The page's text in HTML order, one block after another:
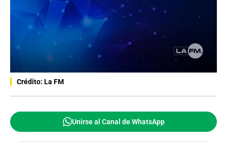
Crédito: La FM
Unirse al Canal de WhatsApp